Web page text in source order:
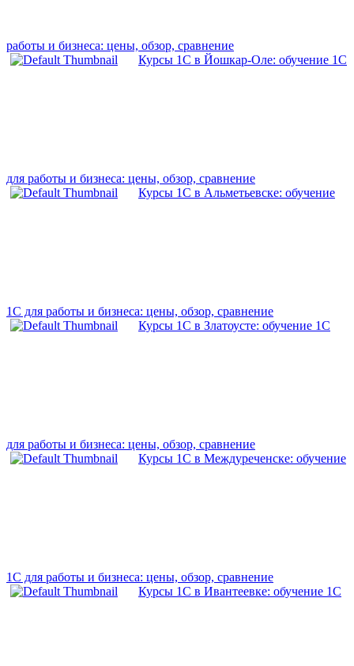
работы и бизнеса: цены, обзор, сравнение
Курсы 1С в Йошкар-Оле: обучение 1С
для работы и бизнеса: цены, обзор, сравнение
Курсы 1С в Альметьевске: обучение
1С для работы и бизнеса: цены, обзор, сравнение
Курсы 1С в Златоусте: обучение 1С
для работы и бизнеса: цены, обзор, сравнение
Курсы 1С в Междуреченске: обучение
1С для работы и бизнеса: цены, обзор, сравнение
Курсы 1С в Ивантеевке: обучение 1С